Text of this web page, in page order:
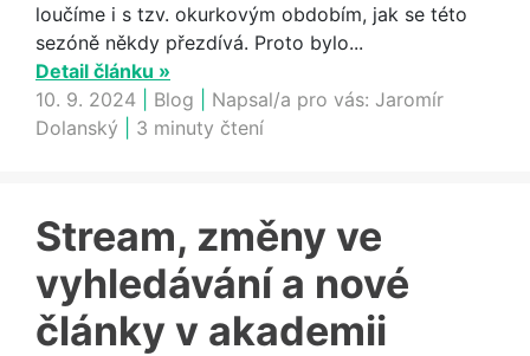
loučíme i s tzv. okurkovým obdobím, jak se této
sezóně někdy přezdívá. Proto bylo...
Detail článku »
10. 9. 2024
Blog Napsal/a pro vás: Jaromír
Dolanský
3 minuty čtení
Stream, změny ve
vyhledávání a nové
články v akademii